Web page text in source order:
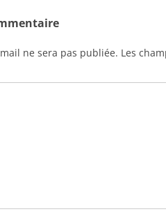
ne sera pas publiée. Les